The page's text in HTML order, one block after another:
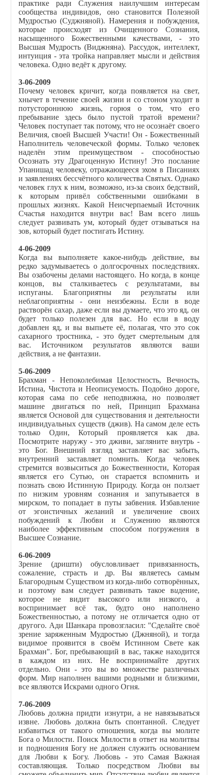
практике ради Служения наилучшим интересам
сообщества индивидов, оно становится Полезной
Мудростью (Cуджняной). Намерения и побуждения,
которые происходят из Очищенного Сознания,
насыщенного Божественными качествами, - это
Высшая Мудрость (Виджняна). Рассудок, интеллект,
интуиция - эта тройка направляет мысли и действия
человека. Одно ведёт к другому.
3-06-2009
Почему человек кричит, когда появляется на свет,
хнычет в течение своей жизни и со стоном уходит в
потустороннюю жизнь, горюя о том, что его
пребывание здесь было пустой тратой времени?
Человек поступает так потому, что не осознаёт своего
Величия, своей Высшей Участи! Он - Божественный
Наполнитель человеческой формы. Только человек
наделён этим преимуществом - способностью
Осознать эту Драгоценную Истину! Это послание
Упанишад человеку, отражающееся эхом в Писаниях
и заявлениях бессчётного количества Святых. Однако
человек глух к ним, возможно, из-за своих бедствий,
к которым привёл собственными ошибками в
прошлых жизнях. Какой Неисчерпаемый Источник
Счастья находится внутри вас! Вам всего лишь
следует развивать ум, который будет отзываться на
зов, который будет постигать Истину.
4-06-2009
Когда вы выполняете какое-нибудь действие, вы
редко задумываетесь о долгосрочных последствиях.
Вы озабочены делами настоящего. Но когда, в конце
концов, вы сталкиваетесь с результатами, вы
испуганы. Благоприятны ли результаты или
неблагоприятны - они неизбежны. Если в воде
растворён сахар, даже если вы думаете, что это яд, он
будет только полезен для вас. Но если в воду
добавлен яд, и вы выпьете её, полагая, что это сок
сахарного тростника, - это будет смертельным для
вас. Источником результатов являются ваши
действия, а не фантазии.
5-06-2009
Брахман - Непоколебимая Целостность, Вечность,
Истина, Чистота и Неописуемость. Подобно дороге,
которая сама по себе неподвижна, но позволяет
машине двигаться по ней, Принцип Брахмана
является Основой для существования и деятельности
индивидуальных существ (джив). На самом деле есть
только Один, Который проявляется как два.
Посмотрите наружу - это дживи, загляните внутрь -
это Бог. Внешний взгляд заставляет вас забыть,
внутренний заставляет помнить. Когда человек
стремится возвыситься до Божественности, Которая
является его Сутью, он старается вспомнить и
познать свою Истинную Природу. Когда он ползает
по низким уровням сознания и запутывается в
мирском, то попадает в путы забвения. Избавление
от эгоистичных желаний и увеличение своих
побуждений к Любви и Служению являются
наиболее эффективным способом погружения в
Высшее Сознание.
6-06-2009
Зрение (дришти) обусловливает привязанность,
сожаление, страсть и др. Вы являетесь самым
Благородным Существом из когда-либо сотворённых,
и поэтому вам следует развивать такое видение,
которое не видит высокого или низкого, а
воспринимает всё так, будто оно наполнено
Божественностью, а потому не отличается одно от
другого. Ади Шанкара провозгласил: "Сделайте своё
зрение заряженным Мудростью (Джняной), и тогда
видимое проявится в своём Истинном Свете как
Брахман". Бог, пребывающий в вас, также находится
в каждом из них. Не воспринимайте других
отдельно. Они - это вы во множестве различных
форм. Мир наполнен вашими родными и близкими,
все являются Искрами одного Огня.
7-06-2009
Любовь должна придти изнутри, а не навязываться
извне. Любовь должна быть спонтанной. Следует
избавиться от такого отношения, когда вы молите
Бога о Милости. Поиск Милости в ответ на молитвы
и подношения Богу не должен служить основанием
для Любви к Богу. Любовь - это Самая Важная
составляющая. Только посредством Любви вы